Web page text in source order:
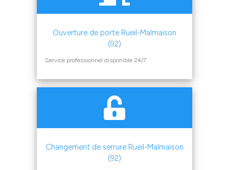
Ouverture de porte Rueil-Malmaison
(92)
Service professionnel disponible 24/7
Changement de serrure Rueil-Malmaison
(92)